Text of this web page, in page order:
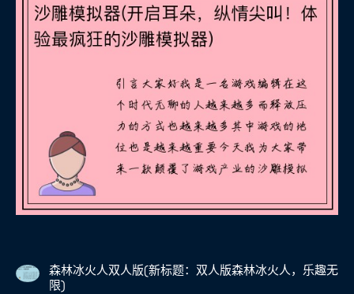
森林冰火人双人版(新标题：双人版森林冰火人，乐趣无
限)